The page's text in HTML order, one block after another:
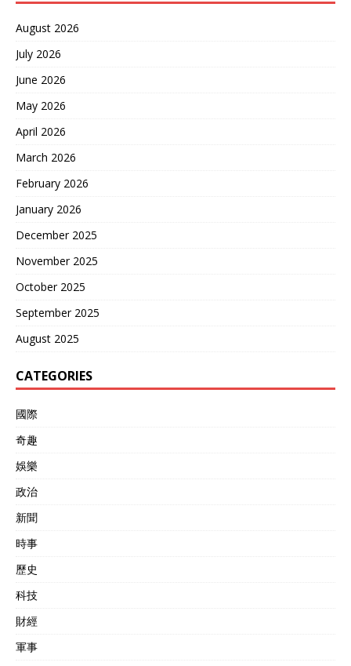
August 2026
July 2026
June 2026
May 2026
April 2026
March 2026
February 2026
January 2026
December 2025
November 2025
October 2025
September 2025
August 2025
CATEGORIES
國際
奇趣
娛樂
政治
新聞
時事
歷史
科技
財經
軍事